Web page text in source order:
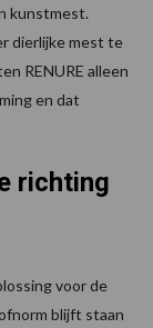
kunstmest.
dierlijke mest te
RENURE alleen
en dat
richting
voor de
blijft staan